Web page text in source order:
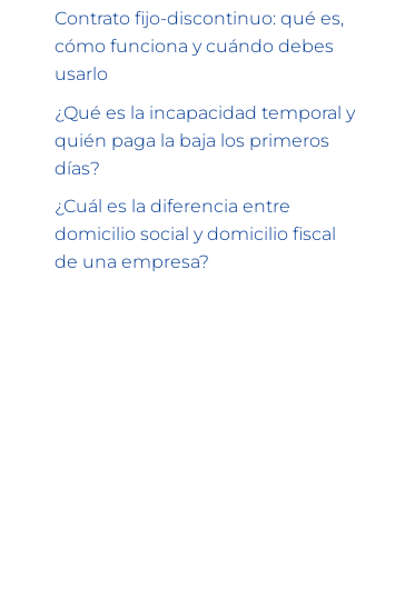
Contrato fijo-discontinuo: qué es,
cómo funciona y cuándo debes
usarlo
¿Qué es la incapacidad temporal y
quién paga la baja los primeros
días?
¿Cuál es la diferencia entre
domicilio social y domicilio fiscal
de una empresa?